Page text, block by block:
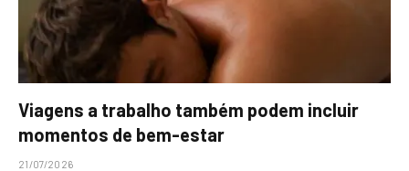
Viagens a trabalho também podem incluir
momentos de bem-estar
21/07/2026